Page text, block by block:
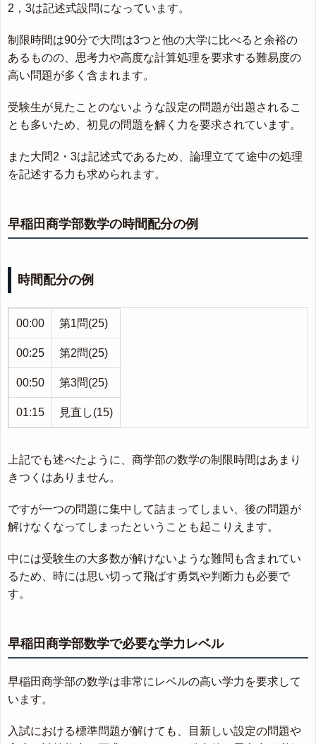
2，3は記述式設問になっています。
制限時間は90分で大問は3つと他の大学に比べると余裕の
あるものの、思考力や高度な計算処理を要求する難易度の
高い問題が多く含まれます。
受験生が見たことのないような設定の問題が出題されるこ
とも多いため、初見の問題を解く力を要求されています。
また大問2・3は記述式であるため、論理立てて途中の処理
を記述する力も求められます。
早稲田商学部数学の時間配分の例
時間配分の例
00:00 第1問(25)
00:25 第2問(25)
00:50 第3問(25)
01:15 見直し(15)
上記でも述べたように、商学部の数学の制限時間はあまり
きつくはありません。
ですが一つの問題に集中して詰まってしまい、後の問題が
解けなくなってしまったということも起こりえます。
中には受験生の大多数が解けないような難問も含まれてい
るため、時には思い切って飛ばす勇気や判断力も必要で
す。
早稲田商学部数学で必要な学力レベル
早稲田商学部の数学は非常にレベルの高い学力を要求して
います。
入試における標準問題が解けても、目新しい設定の問題や